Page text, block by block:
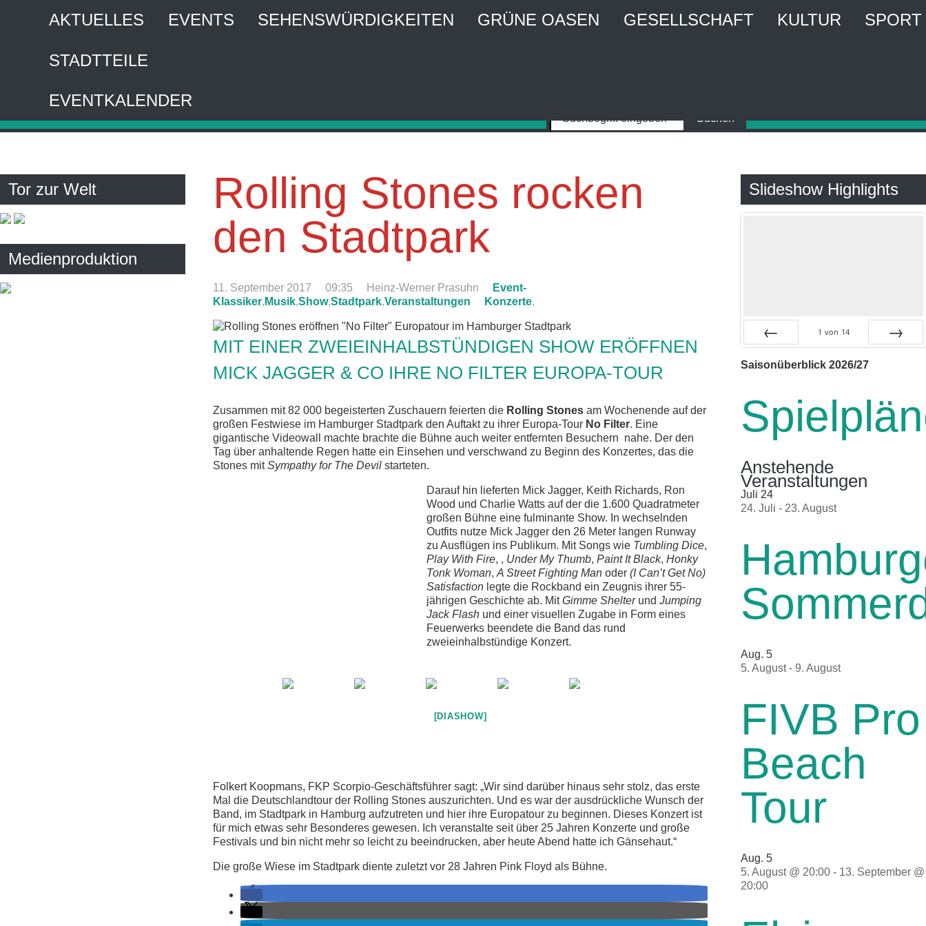
AKTUELLES EVENTS SEHENSWÜRDIGKEITEN GRÜNE OASEN GESELLSCHAFT KULTUR SPORT
STADTTEILE
EVENTKALENDER
Rolling Stones rocken
den Stadtpark
11. September 2017 09:35 Heinz-Werner Prasuhn
Event-
Klassiker, Musik,Show,Stadtpark,Veranstaltungen Konzerte,
MIT EINER ZWEIEINHALBSTÜNDIGEN SHOW ERÖFFNEN
MICK JAGGER & CO IHRE NO FILTER EUROPA-TOUR
Zusammen mit 82 000 begeisterten Zuschauern feierten die Rolling Stonesam Wochenende auf der
großen Festwiese im Hamburger Stadtpark den Auftakt zu ihrer Europa-Tour No Filter. Eine
gigantische Videowall machte brachte die Bühne auch weiter entfernten Besuchern nahe. Der den
Tag über anhaltende Regen hatte ein Einsehen und verschwand zu Beginn des Konzertes, das die
Stones mitSympathy for The Devilstarteten.
Darauf hin lieferten Mick Jagger, Keith Richards, Ron
Wood und Charlie Watts auf der die 1.600 Quadratmeter
großen Bühne eine fulminante Show. In wechselnden
Outfits nutze Mick Jagger den 26 Meter langen Runway
zu Ausflügen ins Publikum. Mit Songs wie Tumbling Dice,
Play With Fire, , Under My Thumb, Paint It Black, Honky
Tonk Woman, A Street Fighting Manoder (I Can’t Get No)
Satisfactionlegte die Rockband ein Zeugnis ihrer 55-
jährigen Geschichte ab. MitGimme Shelterund Jumping
Jack Flashund einer visuellen Zugabe in Form eines
Feuerwerks beendete die Band das rund
zweieinhalbstündige Konzert.
[DIASHOW]
Folkert Koopmans, FKP Scorpio-Geschäftsführer sagt: „Wir sind darüber hinaus sehr stolz, das erste
Mal die Deutschlandtour der Rolling Stones auszurichten. Und es war der ausdrückliche Wunsch der
Band, im Stadtpark in Hamburg aufzutreten und hier ihre Europatour zu beginnen. Dieses Konzert ist
für mich etwas sehr Besonderes gewesen. Ich veranstalte seit über 25 Jahren Konzerte und große
Festivals und bin nicht mehr so leicht zu beeindrucken, aber heute Abend hatte ich Gänsehaut.“
Die große Wiese im Stadtpark diente zuletzt vor 28 Jahren Pink Floyd als Bühne.
Tor zur Welt
Medienproduktion
Slideshow Highlights
1 von 14
Saisonüberblick 2026/27
Anstehende
Veranstaltungen
Juli24
24. Juli -23. August
Aug.5
5. August-9. August
FIVB Pro
Beach
Tour
Aug.5
5. August @ 20:00 - 13. September @
20:00